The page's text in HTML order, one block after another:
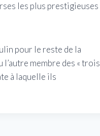
les plus prestigieuses
pour le reste de la
membre des « trois
à laquelle ils